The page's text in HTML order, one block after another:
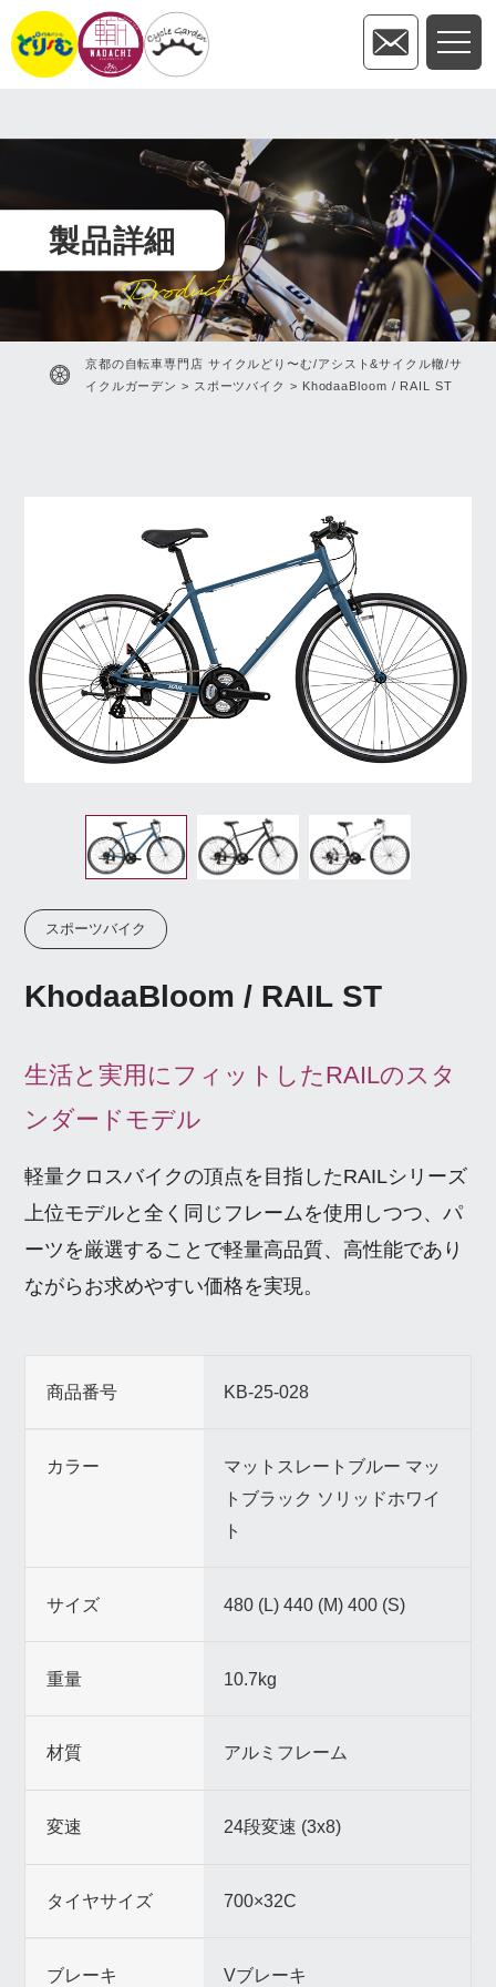
製品詳細
Product
京都の自転車専門店 サイクルどり〜む/アシスト&サイクル轍/サ
イクルガーデン > スポーツバイク > KhodaaBloom / RAIL ST
スポーツバイク
KhodaaBloom / RAIL ST
生活と実用にフィットしたRAILのスタ
ンダードモデル
軽量クロスバイクの頂点を目指したRAILシリーズ
上位モデルと全く同じフレームを使用しつつ、パ
ーツを厳選することで軽量高品質、高性能であり
ながらお求めやすい価格を実現。
商品番号 KB-25-028
カラー
マットスレートブルー マッ
トブラック ソリッドホワイ
ト
サイズ 480 (L) 440 (M) 400 (S)
重量 10.7kg
材質 アルミフレーム
変速 24段変速 (3x8)
タイヤサイズ 700×32C
ブレーキ Vブレーキ